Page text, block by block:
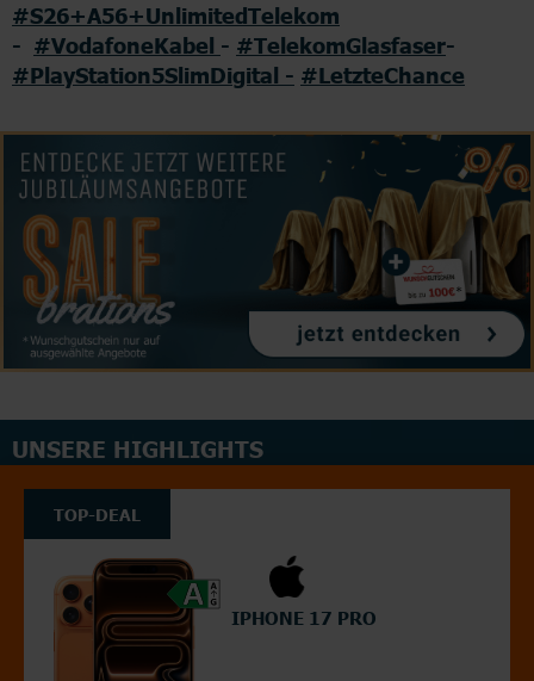
#S26+A56+UnlimitedTelekom
- #VodafoneKabel - #TelekomGlasfaser-
#PlayStation5SlimDigital - #LetzteChance
UNSERE HIGHLIGHTS
TOP-DEAL
IPHONE 17 PRO